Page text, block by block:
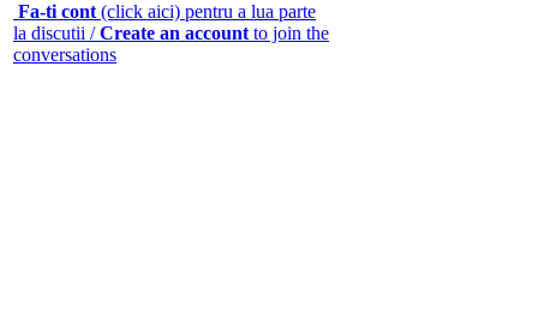
Fa-ti cont (click aici) pentru a lua parte
la discutii /Create an account to join the
conversations